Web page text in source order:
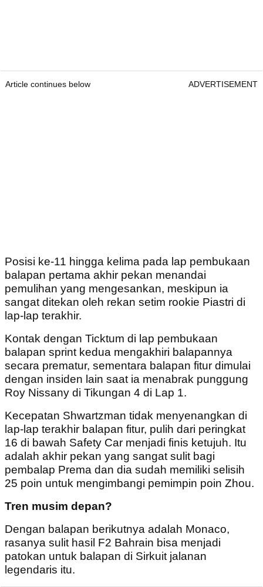
Article continues below ADVERTISEMENT
Posisi ke-11 hingga kelima pada lap pembukaan
balapan pertama akhir pekan menandai
pemulihan yang mengesankan, meskipun ia
sangat ditekan oleh rekan setim rookie Piastri di
lap-lap terakhir.
Kontak dengan Ticktum di lap pembukaan
balapan sprint kedua mengakhiri balapannya
secara prematur, sementara balapan fitur dimulai
dengan insiden lain saat ia menabrak punggung
Roy Nissany di Tikungan 4 di Lap 1.
Kecepatan Shwartzman tidak menyenangkan di
lap-lap terakhir balapan fitur, pulih dari peringkat
16 di bawah Safety Car menjadi finis ketujuh. Itu
adalah akhir pekan yang sangat sulit bagi
pembalap Prema dan dia sudah memiliki selisih
25 poin untuk mengimbangi pemimpin poin Zhou.
Tren musim depan?
Dengan balapan berikutnya adalah Monaco,
rasanya sulit hasil F2 Bahrain bisa menjadi
patokan untuk balapan di Sirkuit jalanan
legendaris itu.